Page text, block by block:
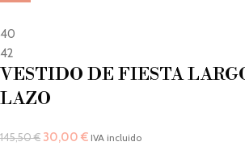
40
42
VESTIDO DE FIESTA
LAZO
145,50€ 30,00 € IVA incluido